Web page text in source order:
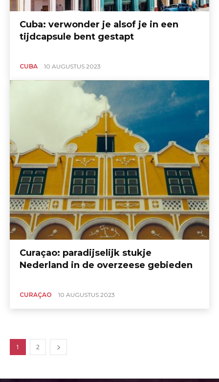
Cuba: verwonder je alsof je in een
tijdcapsule bent gestapt
CUBA 10 AUGUSTUS 2023
Curaçao: paradijselijk stukje
Nederland in de overzeese gebieden
CURAÇAO 10 AUGUSTUS 2023
1 2